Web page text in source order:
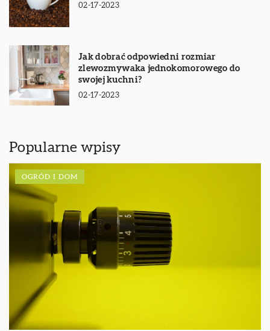
02-17-2023
Jak dobrać odpowiedni rozmiar
zlewozmywaka jednokomorowego do
swojej kuchni?
02-17-2023
Popularne wpisy
OGRÓD I DOM